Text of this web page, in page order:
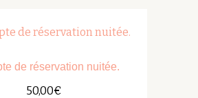
de réservation nuitée.
50,00€